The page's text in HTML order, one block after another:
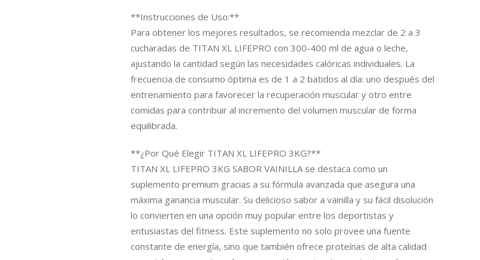
**Instrucciones de Uso:**
Para obtener los mejores resultados, se recomienda mezclar de 2 a 3
cucharadas de TITAN XL LIFEPRO con 300-400 ml de agua o leche,
ajustando la cantidad según las necesidades calóricas individuales. La
frecuencia de consumo óptima es de 1 a 2 batidos al día: uno después del
entrenamiento para favorecer la recuperación muscular y otro entre
comidas para contribuir al incremento del volumen muscular de forma
equilibrada.
**¿Por Qué Elegir TITAN XL LIFEPRO 3KG?**
TITAN XL LIFEPRO 3KG SABOR VAINILLA se destaca como un
suplemento premium gracias a su fórmula avanzada que asegura una
máxima ganancia muscular. Su delicioso sabor a vainilla y su fácil disolución
lo convierten en una opción muy popular entre los deportistas y
entusiastas del fitness. Este suplemento no solo provee una fuente
constante de energía, sino que también ofrece proteínas de alta calidad